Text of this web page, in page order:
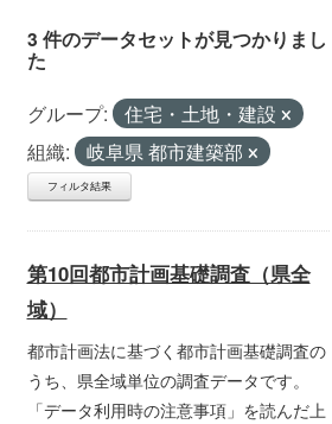
3 件のデータセットが見つかりまし
た
グループ:
住宅・土地・建設
組織:
岐阜県 都市建築部
フィルタ結果
第10回都市計画基礎調査（県全
域）
都市計画法に基づく都市計画基礎調査の
うち、県全域単位の調査データです。
「データ利用時の注意事項」を読んだ上